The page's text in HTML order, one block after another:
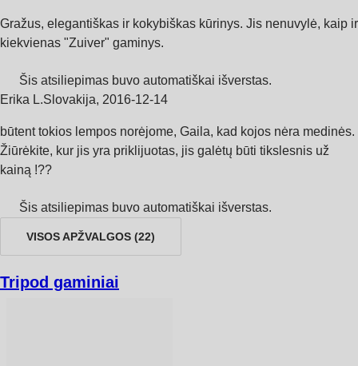
Gražus, elegantiškas ir kokybiškas kūrinys. Jis nenuvylė, kaip ir
kiekvienas "Zuiver" gaminys.
Šis atsiliepimas buvo automatiškai išverstas.
Erika L.Slovakija, 2016‑12‑14
būtent tokios lempos norėjome, Gaila, kad kojos nėra medinės.
Žiūrėkite, kur jis yra priklijuotas, jis galėtų būti tikslesnis už
kainą !??
Šis atsiliepimas buvo automatiškai išverstas.
VISOS APŽVALGOS (22)
Tripod gaminiai